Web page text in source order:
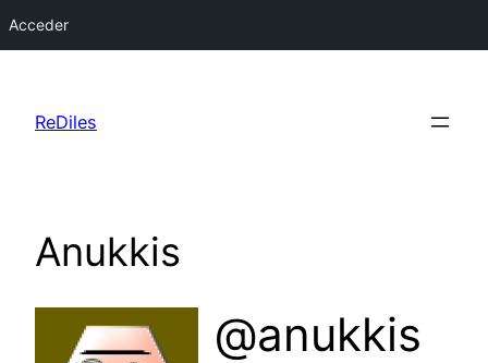
Acceder
contenido
ReDiles
Anukkis
@anukkis